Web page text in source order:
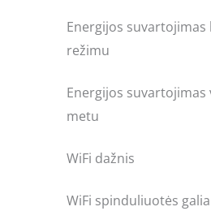
Energijos
režimu
Energijos suvartojimas
metu
WiFi dažnis
WiFi spinduliuotės galia